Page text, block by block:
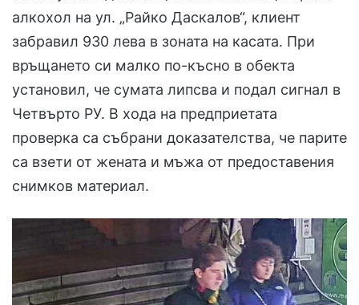
алкохол на ул. „Райко Даскалов“, клиент
забравил 930 лева в зоната на касата. При
връщането си малко по-късно в обекта
установил, че сумата липсва и подал сигнал в
Четвърто РУ. В хода на предприетата
проверка са събрани доказателства, че парите
са взети от жената и мъжа от предоставения
снимков материал.